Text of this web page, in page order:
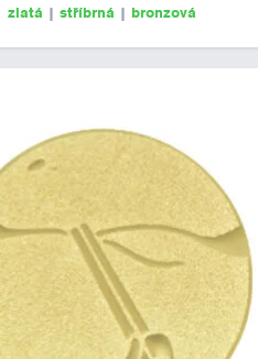
zlatá |stříbrná | bronzová